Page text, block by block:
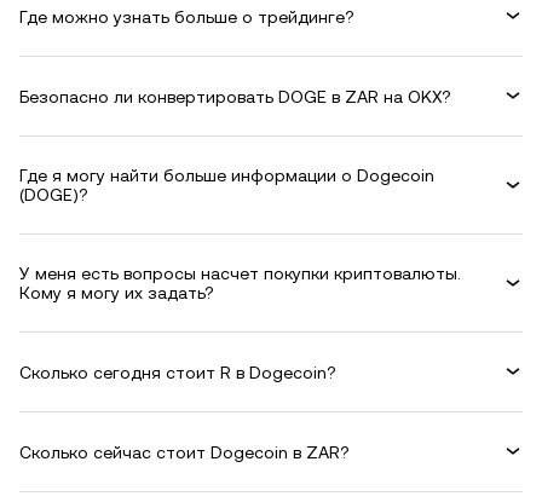
Где можно узнать больше о трейдинге?
Безопасно ли конвертировать DOGE в ZAR на OKX?
Где я могу найти больше информации о Dogecoin
(DOGE)?
У меня есть вопросы насчет покупки криптовалюты.
Кому я могу их задать?
Сколько сегодня стоит R в Dogecoin?
Сколько сейчас стоит Dogecoin в ZAR?